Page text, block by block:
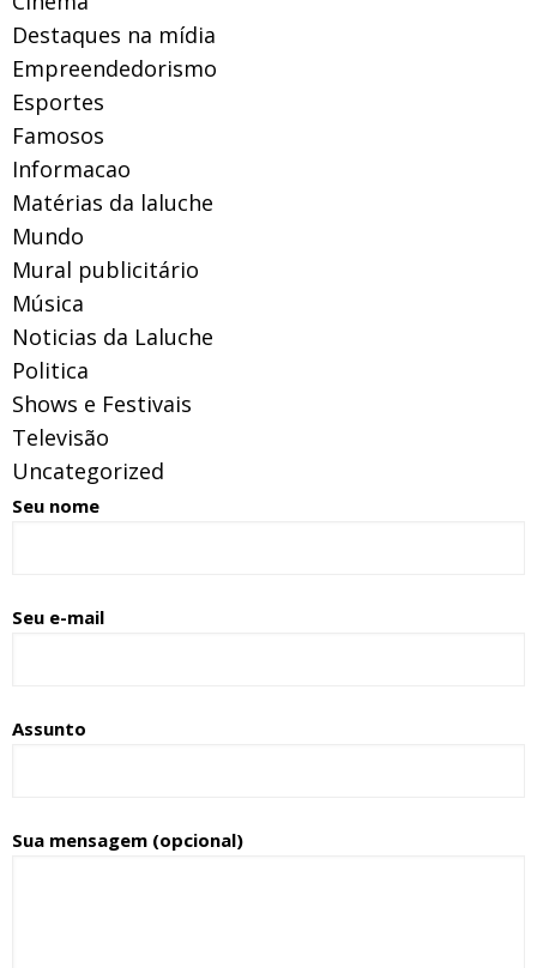
Destaques na mídia
Empreendedorismo
Esportes
Famosos
Informacao
Matérias da laluche
Mundo
Mural publicitário
Música
Noticias da Laluche
Politica
Shows e Festivais
Televisão
Uncategorized
Seu nome
Seu e-mail
Assunto
Sua mensagem (opcional)